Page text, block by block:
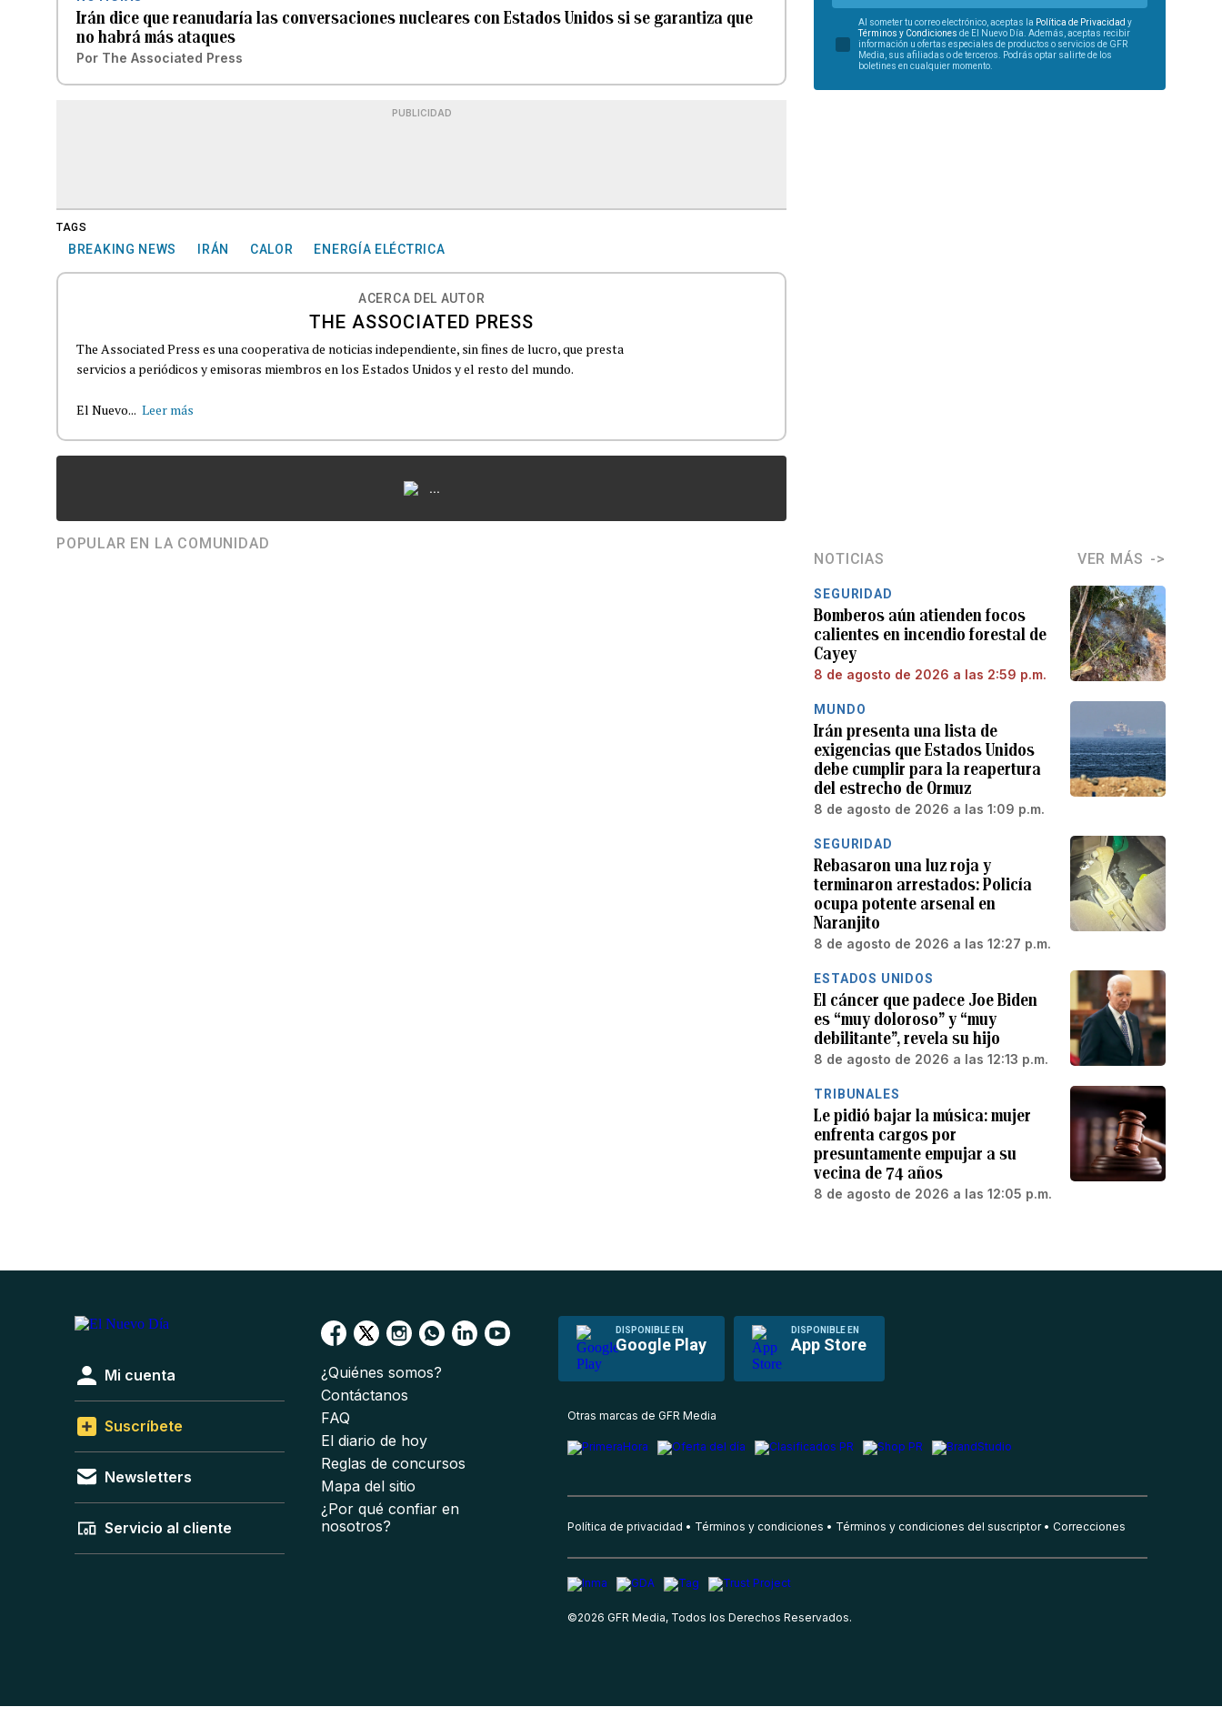
Irán dice que reanudaría las conversaciones nucleares con Estados Unidos si se garantiza que
no habrá más ataques
Por The Associated Press
PUBLICIDAD
TAGS
BREAKING NEWS IRÁN CALOR ENERGÍA ELÉCTRICA
ACERCA DEL AUTOR
THE ASSOCIATED PRESS
The Associated Press es una cooperativa de noticias independiente, sin fines de lucro, que presta
servicios a periódicos y emisoras miembros en los Estados Unidos y el resto del mundo.
El Nuevo... Leer más
...
POPULAR EN LA COMUNIDAD
Al someter tu correo electrónico, aceptas la Política de Privacidad y
Términos y Condiciones de El Nuevo Día. Además, aceptas recibir
información u ofertas especiales de productos o servicios de GFR
Media, sus afiliadas o de terceros. Podrás optar salirte de los
boletines en cualquier momento.
NOTICIAS VER MÁS
SEGURIDAD
Bomberos aún atienden focos
calientes en incendio forestal de
Cayey
8 de agosto de 2026 a las 2:59 p.m.
MUNDO
Irán presenta una lista de
exigencias que Estados Unidos
debe cumplir para la reapertura
del estrecho de Ormuz
8 de agosto de 2026 a las 1:09 p.m.
SEGURIDAD
Rebasaron una luz roja y
terminaron arrestados: Policía
ocupa potente arsenal en
Naranjito
8 de agosto de 2026 a las 12:27 p.m.
ESTADOS UNIDOS
El cáncer que padece Joe Biden
es “muy doloroso” y “muy
debilitante”, revela su hijo
8 de agosto de 2026 a las 12:13 p.m.
TRIBUNALES
Le pidió bajar la música: mujer
enfrenta cargos por
presuntamente empujar a su
vecina de 74 años
8 de agosto de 2026 a las 12:05 p.m.
DISPONIBLE EN
Google Play
DISPONIBLE EN
App Store
Mi cuenta
Suscríbete
Newsletters
Servicio al cliente
¿Quiénes somos?
Contáctanos
FAQ
El diario de hoy
Reglas de concursos
Mapa del sitio
¿Por qué confiar en
nosotros?
Otras marcas de GFR Media
Política de privacidad Términos y condiciones Términos y condiciones del suscriptor Correcciones
©2026 GFR Media, Todos los Derechos Reservados.